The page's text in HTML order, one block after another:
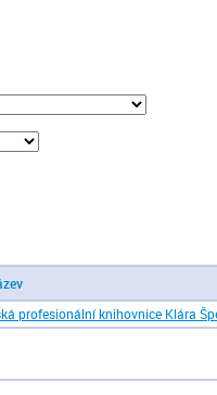
profesionální knihovnice Klára